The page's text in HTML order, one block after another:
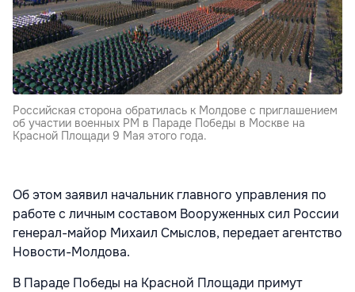
Российская сторона обратилась к Молдове с приглашением
об участии военных РМ в Параде Победы в Москве на
Красной Площади 9 Мая этого года.
Об этом заявил начальник главного управления по
работе с личным составом Вооруженных сил России
генерал-майор Михаил Смыслов, передает агентство
Новости-Молдова.
В Параде Победы на Красной Площади примут